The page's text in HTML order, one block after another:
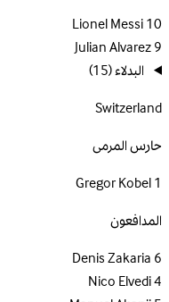
10
Lionel Messi
9
Julian Alvarez
البدلاء(15)
Switzerland
حارس المرمى
1
Gregor Kobel
المدافعون
6
Denis Zakaria
4
Nico Elvedi